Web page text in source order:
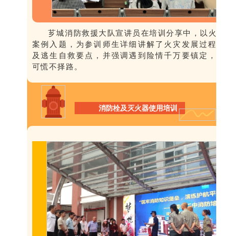
芗城消防救援大队宣讲员在培训分享中，以火灾
案例入题，为参训师生详细讲解了火灾发展过程以
及逃生自救要点，并强调遇到险情千万要镇定，不
可慌不择路。
消防栓及灭火器使用培训